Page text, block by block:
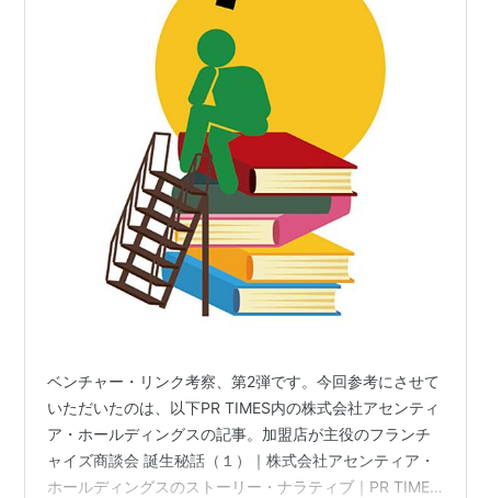
ベンチャー・リンク考察、第2弾です。今回参考にさせて
いただいたのは、以下PR TIMES内の株式会社アセンティ
ア・ホールディングスの記事。加盟店が主役のフランチ
ャイズ商談会 誕生秘話（１）｜株式会社アセンティア・
ホールディングスのストーリー・ナラティブ｜PR TIMES